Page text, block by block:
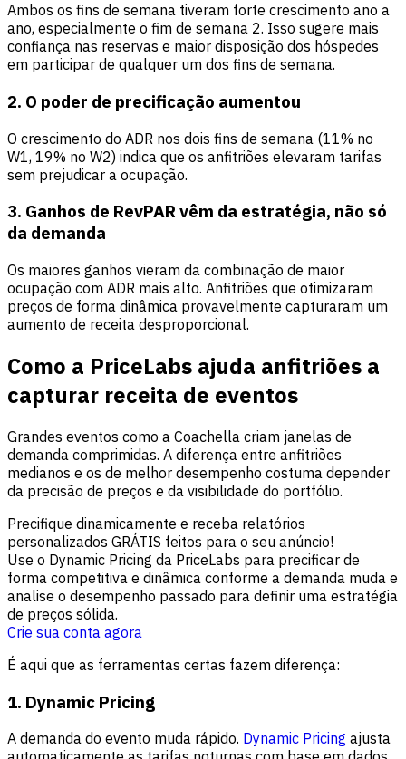
Ambos os fins de semana tiveram forte crescimento ano a
ano, especialmente o fim de semana 2. Isso sugere mais
confiança nas reservas e maior disposição dos hóspedes
em participar de qualquer um dos fins de semana.
2. O poder de precificação aumentou
O crescimento do ADR nos dois fins de semana (11% no
W1, 19% no W2) indica que os anfitriões elevaram tarifas
sem prejudicar a ocupação.
3. Ganhos de RevPAR vêm da estratégia, não só
da demanda
Os maiores ganhos vieram da combinação de maior
ocupação com ADR mais alto. Anfitriões que otimizaram
preços de forma dinâmica provavelmente capturaram um
aumento de receita desproporcional.
Como a PriceLabs ajuda anfitriões a
capturar receita de eventos
Grandes eventos como a Coachella criam janelas de
demanda comprimidas. A diferença entre anfitriões
medianos e os de melhor desempenho costuma depender
da precisão de preços e da visibilidade do portfólio.
Precifique dinamicamente e receba relatórios
personalizados GRÁTIS feitos para o seu anúncio!
Use o Dynamic Pricing da PriceLabs para precificar de
forma competitiva e dinâmica conforme a demanda muda e
analise o desempenho passado para definir uma estratégia
de preços sólida.
Crie sua conta agora
É aqui que as ferramentas certas fazem diferença:
1. Dynamic Pricing
A demanda do evento muda rápido. Dynamic Pricing ajusta